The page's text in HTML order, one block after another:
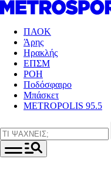
ΠΑΟΚ
Άρης
Ηρακλής
ΕΠΣΜ
ΡΟΗ
Ποδόσφαιρο
Μπάσκετ
METROPOLIS 95.5